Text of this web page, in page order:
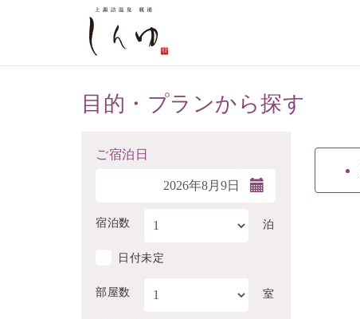
目的・プランから探す
ご宿泊日
宿泊数 泊
日付未定
部屋数 室